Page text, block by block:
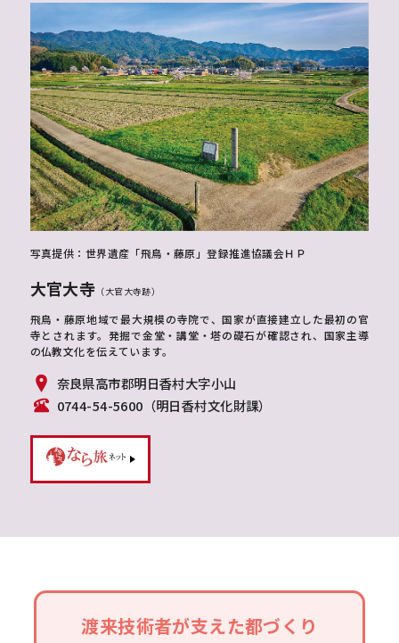
写真提供：世界遺産「飛鳥・藤原」登録推進協議会ＨＰ
大官大寺 （大官大寺跡）
飛鳥・藤原地域で最大規模の寺院で、国家が直接建立した最初の官
寺とされます。発掘で金堂・講堂・塔の礎石が確認され、国家主導
の仏教文化を伝えています。
奈良県高市郡明日香村大字小山
0744-54-5600（明日香村文化財課）
渡来技術者が支えた都づくり